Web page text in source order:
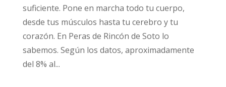
suficiente. Pone en marcha todo tu cuerpo,
desde tus músculos hasta tu cerebro y tu
corazón. En Peras de Rincón de Soto lo
sabemos. Según los datos, aproximadamente
del 8% al...